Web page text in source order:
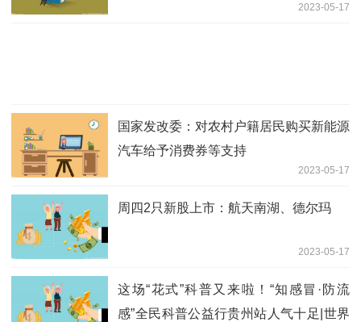
2023-05-17
国家发改委：对农村户籍居民购买新能源
汽车给予消费券等支持
2023-05-17
周四2只新股上市：航天南湖、德尔玛
2023-05-17
这场“花式”科普又来啦！“知感冒·防流
感”全民科普公益行贵州站人气十足|世界